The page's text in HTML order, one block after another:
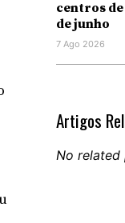
centros de
de junho
7 Ago 2026
Artigos
No related